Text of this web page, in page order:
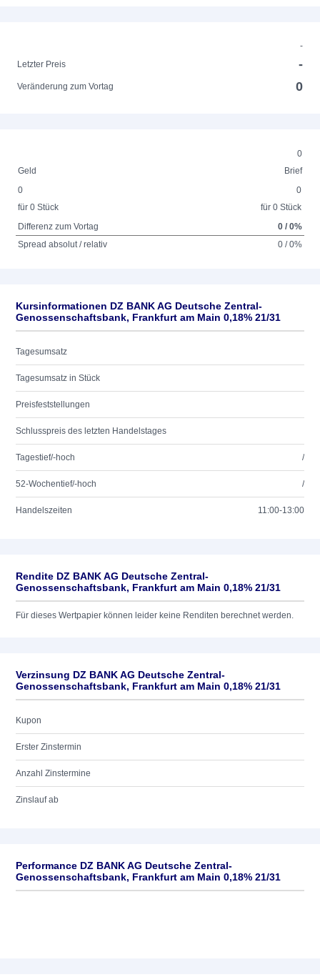
-
Letzter Preis
-
Veränderung zum Vortag 0
0
Geld
Brief
0
für 0 Stück
0
für 0 Stück
Differenz zum Vortag
0 / 0%
Spread absolut / relativ
0 / 0%
Kursinformationen DZ BANK AG Deutsche Zentral-
Genossenschaftsbank, Frankfurt am Main 0,18% 21/31
Tagesumsatz
Tagesumsatz in Stück
Preisfeststellungen
Schlusspreis des letzten Handelstages
Tagestief/-hoch /
52-Wochentief/-hoch /
Handelszeiten 11:00-13:00
Rendite DZ BANK AG Deutsche Zentral-
Genossenschaftsbank, Frankfurt am Main 0,18% 21/31
Für dieses Wertpapier können leider keine Renditen berechnet werden.
Verzinsung DZ BANK AG Deutsche Zentral-
Genossenschaftsbank, Frankfurt am Main 0,18% 21/31
Kupon
Erster Zinstermin
Anzahl Zinstermine
Zinslauf ab
Performance DZ BANK AG Deutsche Zentral-
Genossenschaftsbank, Frankfurt am Main 0,18% 21/31